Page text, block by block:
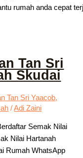
rumah anda cepat
Tan Sri
Skudai
Tan Sri Yaacob,
/Adi Zaini
Semak Nilai
Nilai Hartanah
Rumah WhatsApp